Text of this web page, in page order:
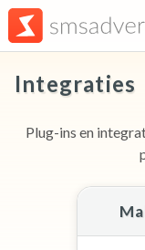
Integraties
Plug-ins en